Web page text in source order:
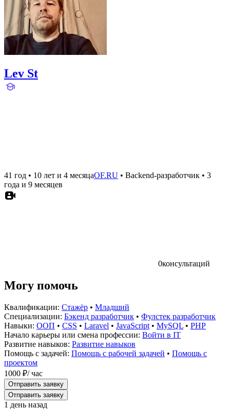
Lev St
41 год • 10 лет и 4 месяцаOF.RU • Backend-разработчик • 3
года и 9 месяцев
0консультаций
Могу помочь
Квалификации: Стажёр • Младший
Специализации: Бэкенд разработчик • Фулстек разработчик
Навыки: ООП • CSS • Laravel • JavaScript • MySQL • PHP
Начало карьеры или смена профессии: Войти в IT
Развитие навыков: Развитие навыков
Помощь с задачей: Помощь с рабочей задачей • Помощь с
проектом
1000 ₽/ час
Отправить заявку
Отправить заявку
1 день назад